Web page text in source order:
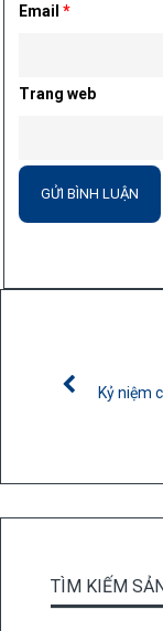
Email*
Trang web
Kỷ niệm
TÌM KIẾM